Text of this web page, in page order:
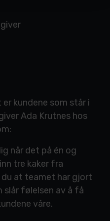
kundene som står i
Ada Krutnes hos
når det på én og
tre kaker fra
at teamet har gjort
slår følelsen av å få
våre.